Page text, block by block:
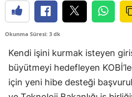
Okunma Süresi: 3 dk
Kendi işini kurmak isteyen
büyütmeyi hedefleyen
için yeni hibe desteği